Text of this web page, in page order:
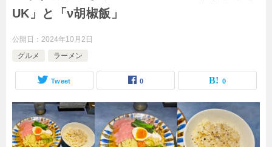
UK」と「ν胡椒飯」
公開日： 2024年10月2日
グルメ
ラーメン
Tweet 0 0